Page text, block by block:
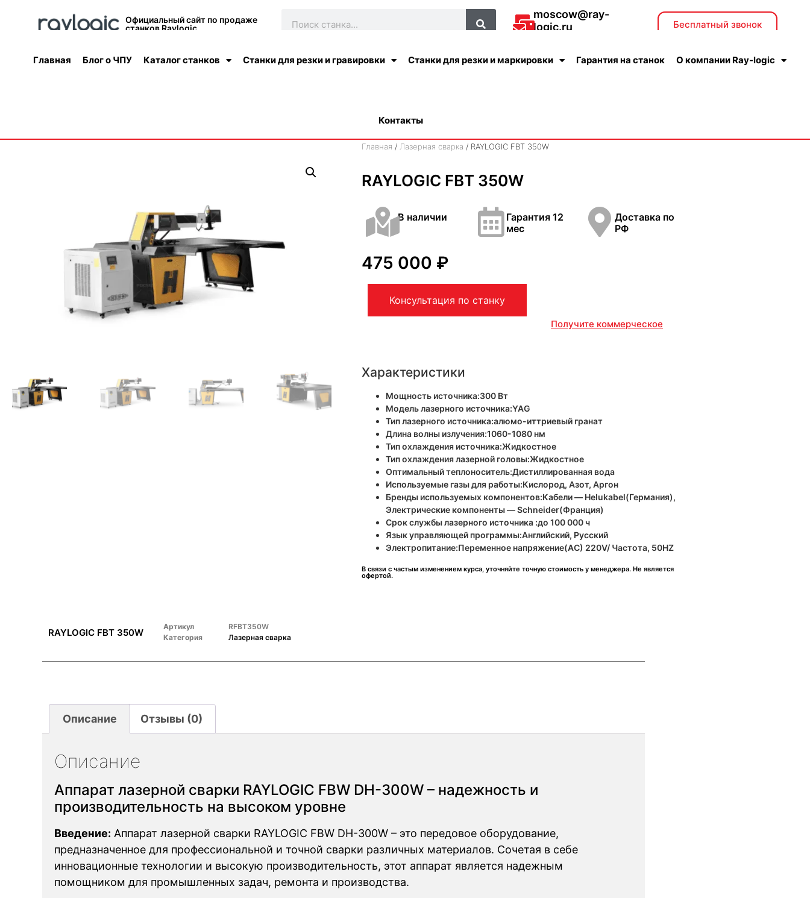
Официальный сайт по продаже
станков Raylogic
moscow@ray-
logic.ru
Бесплатный звонок
Главная Блог о ЧПУ Каталог станков Станки для резки и гравировки Станки для резки и маркировки Гарантия на станок О компании Ray-logic
Контакты
Главная / Лазерная сварка / RAYLOGIC FBT 350W
RAYLOGIC FBT 350W
В наличии
Гарантия 12
мес
Доставка по
РФ
475 000 ₽
Консультация по станку
Получите коммерческое
Характеристики
Мощность источника:300 Вт
Модель лазерного источника:YAG
Тип лазерного источника:алюмо-иттриевый гранат
Длина волны излучения:1060-1080 нм
Тип охлаждения источника:Жидкостное
Тип охлаждения лазерной головы:Жидкостное
Оптимальный теплоноситель:Дистиллированная вода
Используемые газы для работы:Кислород, Азот, Аргон
Бренды используемых компонентов:Кабели — Helukabel(Германия),
Электрические компоненты — Schneider(Франция)
Срок службы лазерного источника :до 100 000 ч
Язык управляющей программы:Английский, Русский
Электропитание:Переменное напряжение(AC) 220V/ Частота, 50HZ
В связи с частым изменением курса, уточняйте точную стоимость у менеджера. Не является
офертой.
RAYLOGIC FBT 350W Артикул
RFBT350W
Категория
Лазерная сварка
Описание Отзывы (0)
Описание
Аппарат лазерной сварки RAYLOGIC FBW DH-300W – надежность и
производительность на высоком уровне
Введение: Аппарат лазерной сварки RAYLOGIC FBW DH-300W – это передовое оборудование,
предназначенное для профессиональной и точной сварки различных материалов. Сочетая в себе
инновационные технологии и высокую производительность, этот аппарат является надежным
помощником для промышленных задач, ремонта и производства.